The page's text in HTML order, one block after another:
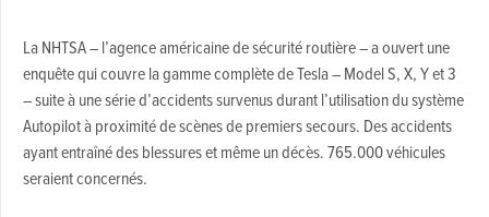
La NHTSA – l’agence américaine de sécurité routière – a ouvert une
enquête qui couvre la gamme complète de Tesla – Model S, X, Y et 3
– suite à une série d’accidents survenus durant l’utilisation du système
Autopilot à proximité de scènes de premiers secours. Des accidents
ayant entraîné des blessures et même un décès. 765.000 véhicules
seraient concernés.